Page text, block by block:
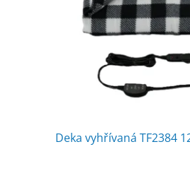
Deka vyhřívaná TF2384